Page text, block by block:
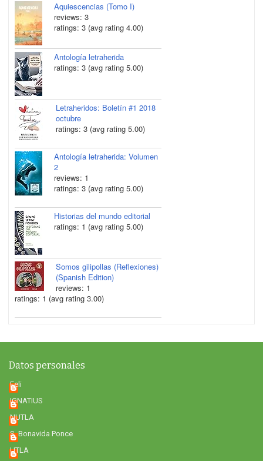
Aquiescencias (Tomo I)
reviews: 3
ratings: 3 (avg rating 4.00)
Antología letraherida
ratings: 3 (avg rating 5.00)
Letraheridos: Boletín #1 2018
octubre
ratings: 3 (avg rating 5.00)
Antología letraherida: Volumen
2
reviews: 1
ratings: 3 (avg rating 5.00)
Historias del mundo editorial
ratings: 1 (avg rating 5.00)
Somos gilipollas (Reflexiones)
(Spanish Edition)
reviews: 1
ratings: 1 (avg rating 3.00)
Datos personales
Feli
IGNATIUS
NUTLA
S. Bonavida Ponce
UTLA